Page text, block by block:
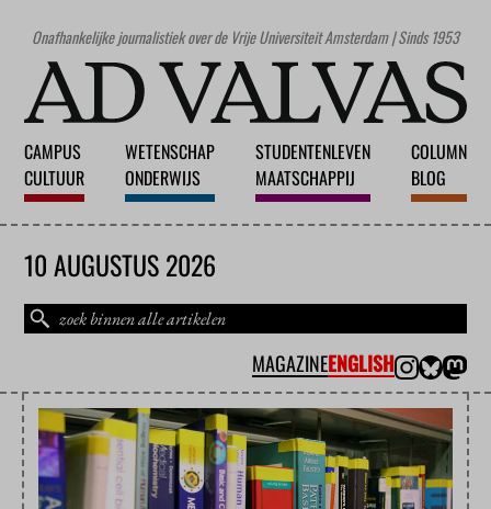
Onafhankelijke journalistiek over de Vrije Universiteit Amsterdam | Sinds 1953
CAMPUS
CULTUUR
WETENSCHAP
ONDERWIJS
STUDENTENLEVEN
MAATSCHAPPIJ
COLUMN
BLOG
10 AUGUSTUS 2026
MAGAZINEENGLISH